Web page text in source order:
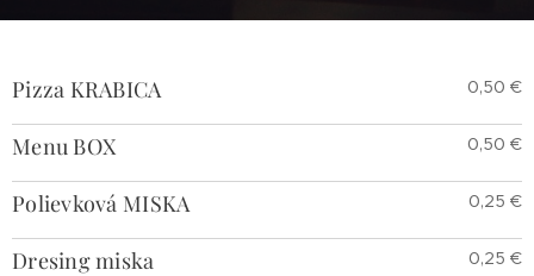
Pizza KRABICA 0,50 €
Menu BOX 0,50 €
Polievková MISKA 0,25 €
Dresing miska 0,25 €